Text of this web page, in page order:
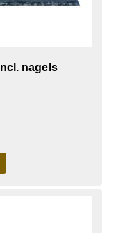
nagels